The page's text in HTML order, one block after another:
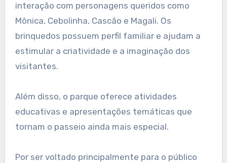
interação com personagens queridos como
Mônica, Cebolinha, Cascão e Magali. Os
brinquedos possuem perfil familiar e ajudam a
estimular a criatividade e a imaginação dos
visitantes.
Além disso, o parque oferece atividades
educativas e apresentações temáticas que
tornam o passeio ainda mais especial.
Por ser voltado principalmente para o público